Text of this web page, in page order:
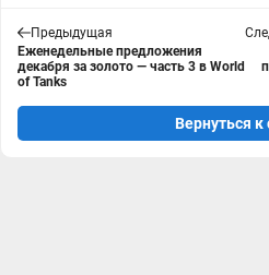
Предыдущая
Еженедельные предложения
декабря за золото — часть 3 в World
of Tanks
Вернуться к